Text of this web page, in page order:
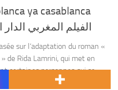
ya casablanca
الفيلم المغربي الدار
sur l’adaptation du roman «
de Rida Lamrini, qui met en
certaines personnes qui se